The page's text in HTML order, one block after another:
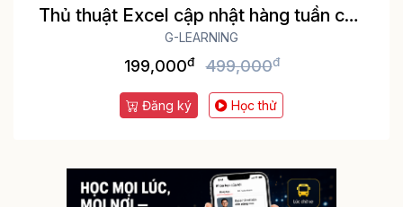
Thủ thuật Excel cập nhật hàng tuần cho
dân văn phòng
G-LEARNING
199,000đ 499,000đ
Đăng ký Học thử